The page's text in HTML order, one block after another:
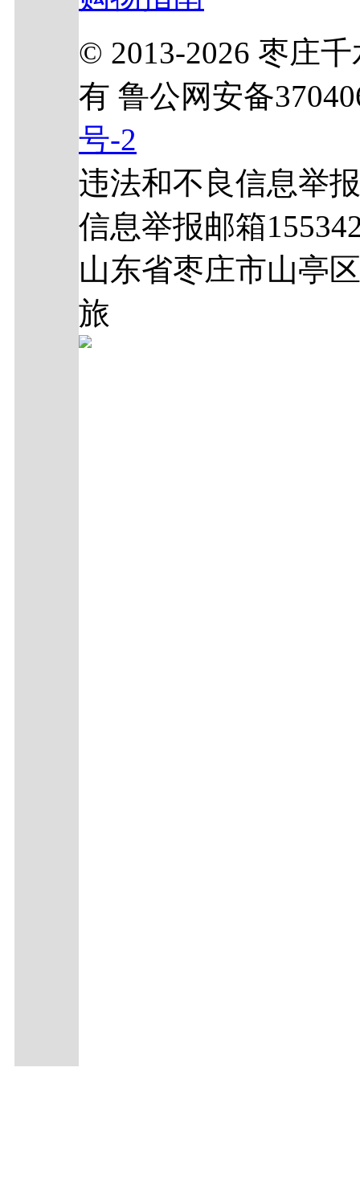
© 2013-2026 枣庄
有 鲁公网安备
号-2
违法和不良信息举
信息举报邮箱
山东省枣庄市山亭
旅